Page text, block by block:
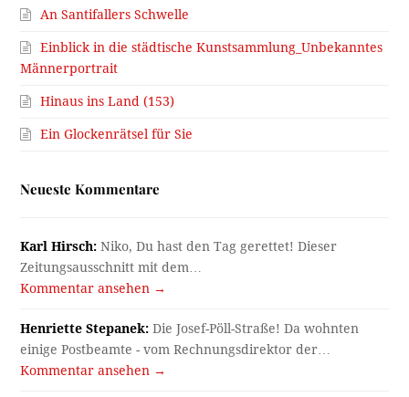
An Santifallers Schwelle
Einblick in die städtische Kunstsammlung_Unbekanntes
Männerportrait
Hinaus ins Land (153)
Ein Glockenrätsel für Sie
Neueste Kommentare
Karl Hirsch: Niko, Du hast den Tag gerettet! Dieser
Zeitungsausschnitt mit dem…
Kommentar ansehen →
Henriette Stepanek: Die Josef-Pöll-Straße! Da wohnten
einige Postbeamte - vom Rechnungsdirektor der…
Kommentar ansehen →